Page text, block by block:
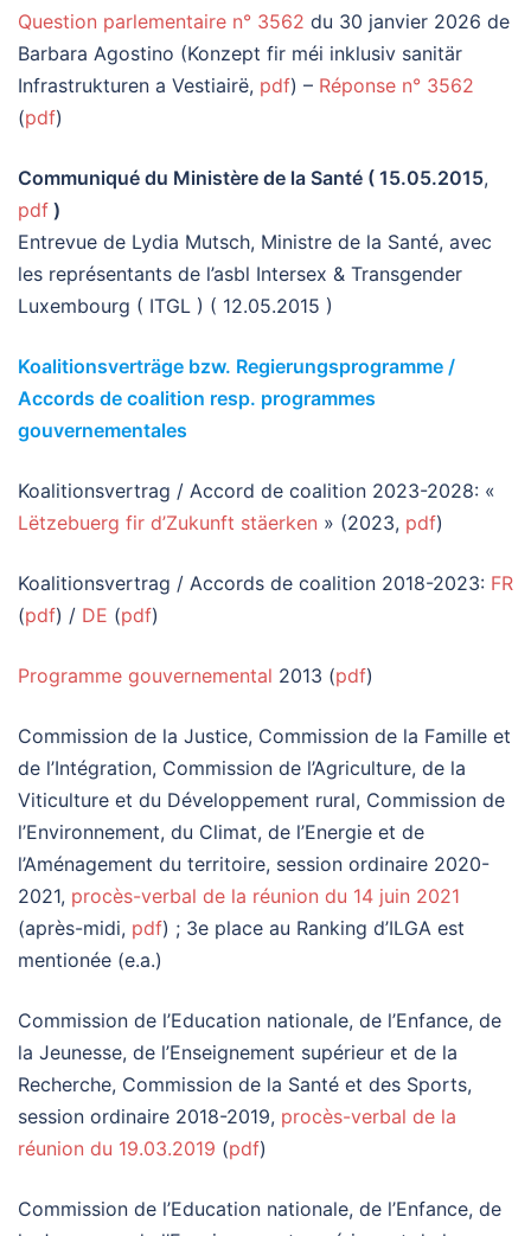
Question parlementaire n° 3562 du 30 janvier 2026 de
Barbara Agostino (Konzept fir méi inklusiv sanitär
Infrastrukturen a Vestiairë, pdf) – Réponse n° 3562
(pdf)
Communiqué du Ministère de la Santé ( 15.05.2015,
pdf )
Entrevue de Lydia Mutsch, Ministre de la Santé, avec
les représentants de l’asbl Intersex & Transgender
Luxembourg ( ITGL ) ( 12.05.2015 )
Koalitionsverträge bzw. Regierungsprogramme /
Accords de coalition resp. programmes
gouvernementales
Koalitionsvertrag / Accord de coalition 2023-2028: «
Lëtzebuerg fir d’Zukunft stäerken » (2023, pdf)
Koalitionsvertrag / Accords de coalition 2018-2023: FR
(pdf) / DE (pdf)
Programme gouvernemental 2013 (pdf)
Commission de la Justice, Commission de la Famille et
de l’Intégration, Commission de l’Agriculture, de la
Viticulture et du Développement rural, Commission de
l’Environnement, du Climat, de l’Energie et de
l’Aménagement du territoire, session ordinaire 2020-
2021, procès-verbal de la réunion du 14 juin 2021
(après-midi, pdf) ; 3e place au Ranking d’ILGA est
mentionée (e.a.)
Commission de l’Education nationale, de l’Enfance, de
la Jeunesse, de l’Enseignement supérieur et de la
Recherche, Commission de la Santé et des Sports,
session ordinaire 2018-2019, procès-verbal de la
réunion du 19.03.2019 (pdf)
Commission de l’Education nationale, de l’Enfance, de